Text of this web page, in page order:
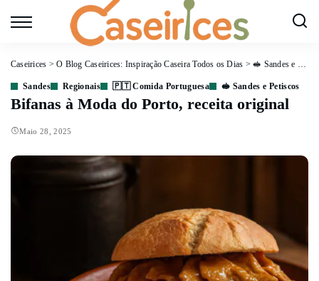
Caseirices >O Blog Caseirices: Inspiração Caseira Todos os Dias >🥪 Sandes e Petiscos
Sandes Regionais 🇵🇹 Comida Portuguesa 🥪 Sandes e Petiscos
Bifanas à Moda do Porto, receita original
Maio 28, 2025